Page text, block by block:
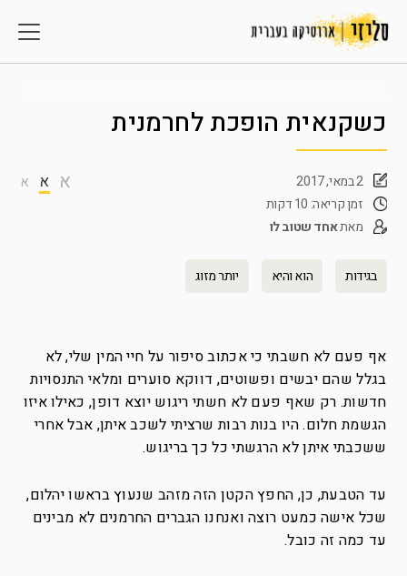
כשקנאית הופכת לחרמנית
א א א
2 במאי, 2017
זמן קריאה: 10 דקות
מאתאחד שטוב לו
בגידות הוא והיא יותר מזוג
אף פעם לא חשבתי כי אכתוב סיפור על חיי המין שלי, לא
בגלל שהם יבשים ופשוטים, דווקא סוערים ומלאי התנסויות
חדשות. רק שאף פעם לא חשתי ריגוש יוצא דופן, כאילו איזו
הגשמת חלום. היו בנות רבות שרציתי לשכב איתן, אבל אחרי
ששכבתי איתן לא הרגשתי כל כך בריגוש.
עד הטבעת, כן, החפץ הקטן הזה מזהב שנעוץ בראשו יהלום,
שכל אישה כמעט רוצה ואנחנו הגברים החרמנים לא מבינים
עד כמה זה כובל.